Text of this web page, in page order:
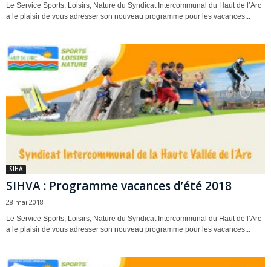
Le Service Sports, Loisirs, Nature du Syndicat Intercommunal du Haut de l’Arc
a le plaisir de vous adresser son nouveau programme pour les vacances...
SIHA
SIHVA : Programme vacances d’été 2018
28 mai 2018
Le Service Sports, Loisirs, Nature du Syndicat Intercommunal du Haut de l’Arc
a le plaisir de vous adresser son nouveau programme pour les vacances...